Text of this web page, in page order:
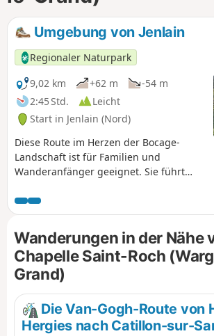
Umgebung von Jenlain
Regionaler Naturpark
9,02 km
+62 m
-54 m
2:45 Std.
Leicht
Start in Jenlain (Nord)
Diese Route im Herzen der Bocage-
Landschaft ist für Familien und
Wanderanfänger geeignet. Sie führt
Wiesenwege.
Wanderungen in der Nähe
Chapelle Saint-Roch
Grand)
Die Van-Gogh-Route von
Hergies nach Catillon-sur-